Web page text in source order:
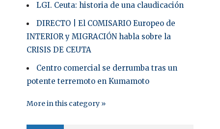
LGI. Ceuta: historia de una claudicación
DIRECTO | El COMISARIO Europeo de
INTERIOR y MIGRACIÓN habla sobre la
CRISIS DE CEUTA
Centro comercial se derrumba tras un
potente terremoto en Kumamoto
More in this category »